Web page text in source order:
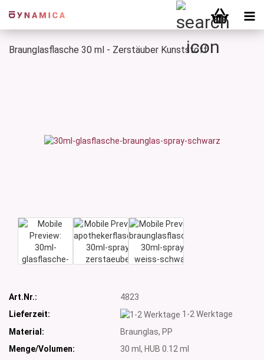
Braunglasflasche 30 ml - Zerstäuber Kunststoff
Art.Nr.:
4823
Lieferzeit:
1-2 Werktage
Material:
Braunglas, PP
Menge/Volumen:
30 ml, HUB 0.12 ml